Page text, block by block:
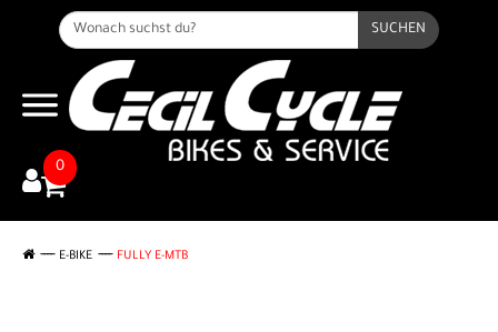
SUCHEN
0
E-BIKE FULLY E-MTB